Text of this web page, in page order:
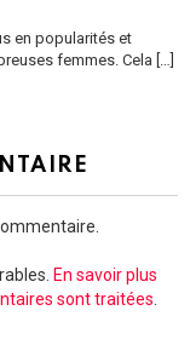
en popularités et
femmes. Cela […]
En savoir plus
sont traitées